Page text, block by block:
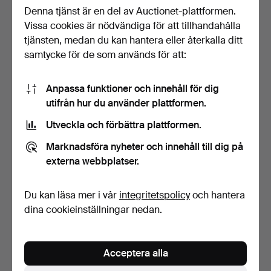
BORDSLAMPA, "Luxo"
metall, Pileprodukter L…
BORDSLAMPA, Engelsk stil,
Mässing, Vit skä…
5 dagar
Värdering
glasfot & glaskupa, Ett p…
8 dagar
Värdering
Denna tjänst är en del av Auctionet-plattformen.
Vissa cookies är nödvändiga för att tillhandahålla
tjänsten, medan du kan hantera eller återkalla ditt
samtycke för de som används för att:
Anpassa funktioner och innehåll för dig
utifrån hur du använder plattformen.
Utveckla och förbättra plattformen.
Marknadsföra nyheter och innehåll till dig på
externa webbplatser.
Du kan läsa mer i vår integritetspolicyoch hantera
dina cookieinställningar nedan.
Acceptera alla